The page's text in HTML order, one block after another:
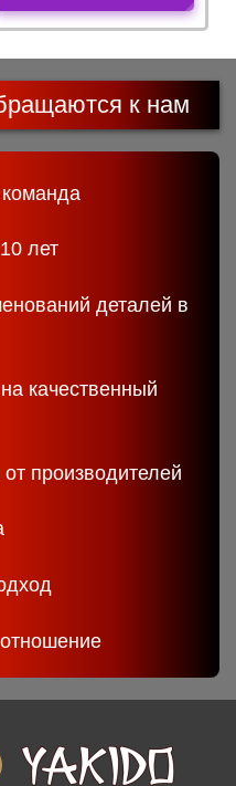
к нам
лет
деталей в
качественный
производителей